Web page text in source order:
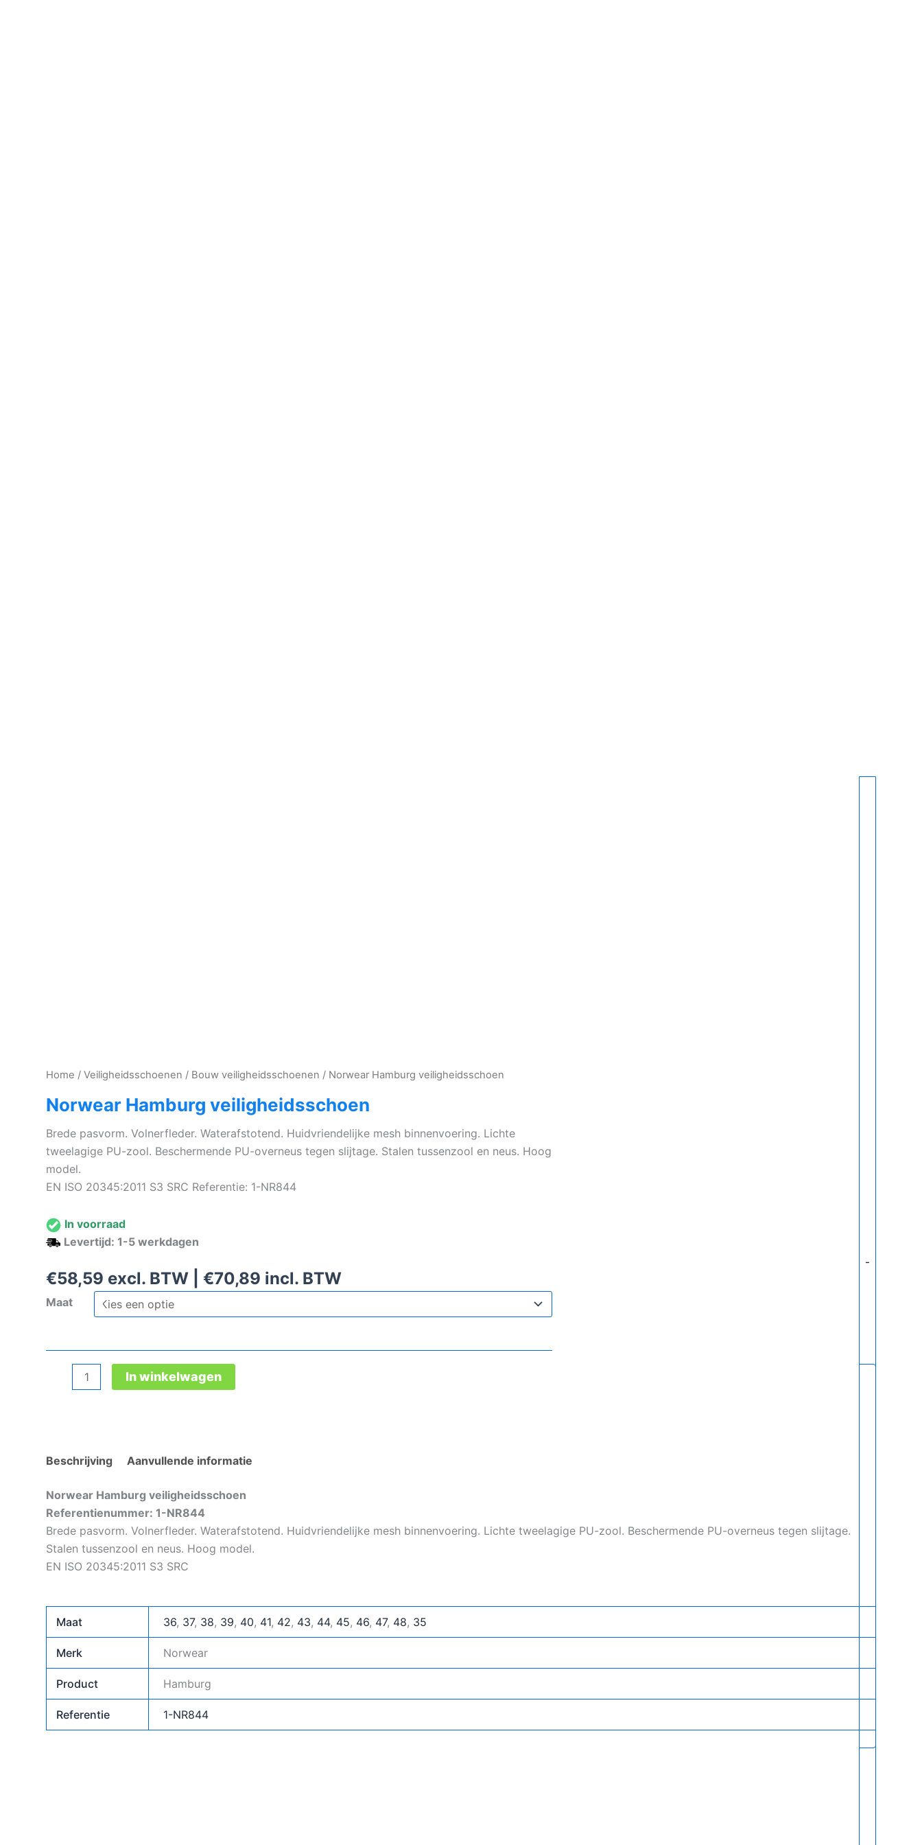
Home / Veiligheidsschoenen / Bouw veiligheidsschoenen / Norwear Hamburg veiligheidsschoen
Norwear Hamburg veiligheidsschoen
Brede pasvorm. Volnerfleder. Waterafstotend. Huidvriendelijke mesh binnenvoering. Lichte
tweelagige PU-zool. Beschermende PU-overneus tegen slijtage. Stalen tussenzool en neus. Hoog
model.
EN ISO 20345:2011 S3 SRC Referentie: 1-NR844
In voorraad
Levertijd: 1-5 werkdagen
€58,59 excl. BTW | €70,89 incl. BTW
Maat
-
Norwear
Hamburg
In winkelwagen
Beschrijving Aanvullende informatie
Norwear Hamburg veiligheidsschoen
Referentienummer: 1-NR844
Brede pasvorm. Volnerfleder. Waterafstotend. Huidvriendelijke mesh binnenvoering. Lichte tweelagige PU-zool. Beschermende PU-overneus tegen slijtage.
Stalen tussenzool en neus. Hoog model.
EN ISO 20345:2011 S3 SRC
Maat 36, 37, 38, 39, 40, 41, 42, 43, 44, 45, 46, 47, 48, 35
Merk Norwear
Product Hamburg
Referentie 1-NR844